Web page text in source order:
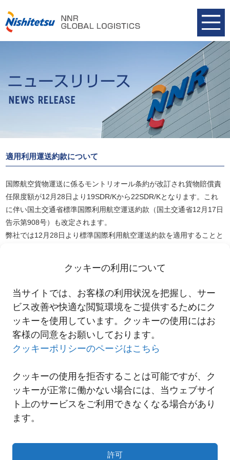
クッキーの利用について
当サイトでは、お客様の利用状況を把握し、サー
ビス改善や快適な閲覧環境をご提供するためにク
ッキーを使用しています。クッキーの使用にはお
客様の同意をお願いしております。
クッキーポリシーのページはこちら
クッキーの使用を拒否することは可能ですが、ク
ッキーが正常に働かない場合には、当ウェブサイ
ト上のサービスをご利用できなくなる場合があり
ます。
許可
適用利用運送約款について
国際航空貨物運送に係るモントリオール条約が改訂され貨物賠償責
任限度額が12月28日より19SDR/Kから22SDR/Kとなります。これ
に伴い国土交通省標準国際利用航空運送約款（国土交通省12月17日
告示第908号）も改定されます。
弊社では12月28日より標準国際利用航空運送約款を適用することと
適用利用運送約款（令和元年12月28日適用開始）
一覧へ